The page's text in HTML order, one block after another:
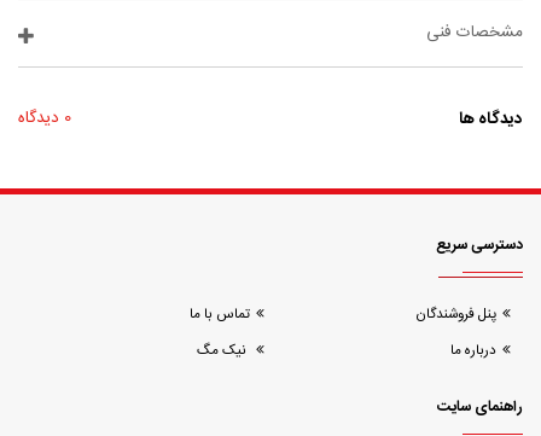
مشخصات فنی
دیدگاه ها 0 دیدگاه
دسترسی سریع
پنل فروشندگان
تماس با ما
درباره ما
نیک مگ
راهنمای سایت